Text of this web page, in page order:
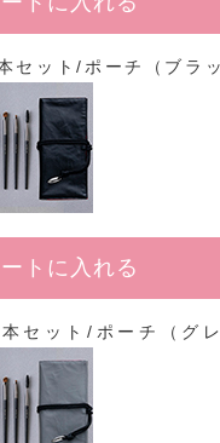
セット/ポーチ（ブラ
トに入れる
セット/ポーチ（グ